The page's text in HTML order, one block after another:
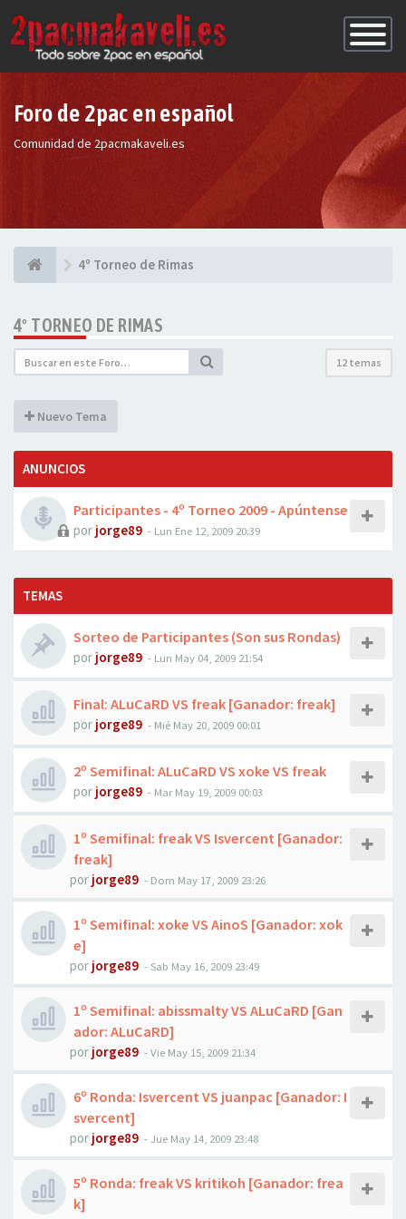
de
Foro de 2pac en español
Comunidad de 2pacmakaveli.es
4º Torneo de Rimas
4º TORNEO DE RIMAS
12 temas
Nuevo Tema
ANUNCIOS
Participantes - 4º Torneo 2009 - Apúntense
por jorge89 - Lun Ene 12, 2009 20:39
TEMAS
Sorteo de Participantes (Son sus Rondas)
por jorge89 - Lun May 04, 2009 21:54
Final: ALuCaRD VS freak [Ganador: freak]
por jorge89 - Mié May 20, 2009 00:01
2º Semifinal: ALuCaRD VS xoke VS freak
por jorge89 - Mar May 19, 2009 00:03
1º Semifinal: freak VS Isvercent [Ganador:
freak]
por jorge89 - Dom May 17, 2009 23:26
1º Semifinal: xoke VS AinoS [Ganador: xok
e]
por jorge89 - Sab May 16, 2009 23:49
1º Semifinal: abissmalty VS ALuCaRD [Gan
ador: ALuCaRD]
por jorge89 -Vie May 15, 2009 21:34
6º Ronda: Isvercent VS juanpac [Ganador: I
svercent]
por jorge89 -Jue May 14, 2009 23:48
5º Ronda: freak VS kritikoh [Ganador: frea
k]